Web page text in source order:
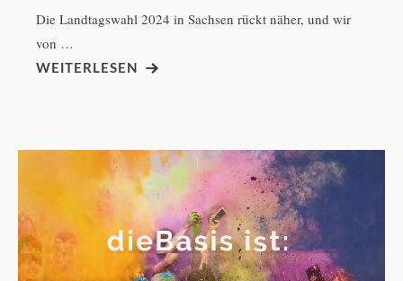
Die Landtagswahl 2024 in Sachsen rückt näher, und wir
von …
WEITERLESEN